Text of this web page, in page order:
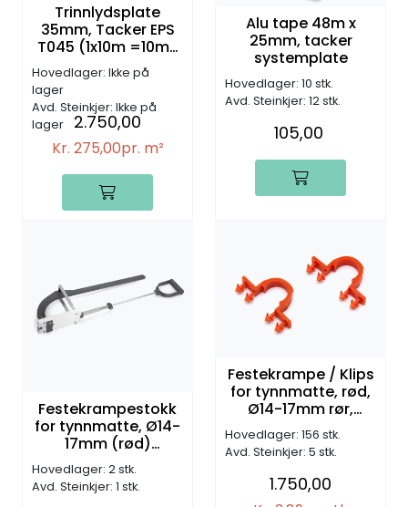
Trinnlydsplate
35mm, Tacker EPS
T045 (1x10m =10m2
pr. rull)
Hovedlager: Ikke på
lager
Avd. Steinkjer: Ikke på
lager
2.750,00
Kr. 275,00pr. m²
Alu tape 48m x
25mm, tacker
systemplate
Hovedlager: 10 stk.
Avd. Steinkjer: 12 stk.
105,00
Festekrampestokk
for tynnmatte, Ø14-
17mm (rød)
kramper
Hovedlager: 2 stk.
Avd. Steinkjer: 1 stk.
Festekrampe / Klips
for tynnmatte, rød,
Ø14-17mm rør,
(450/pk)
Hovedlager: 156 stk.
Avd. Steinkjer: 5 stk.
1.750,00